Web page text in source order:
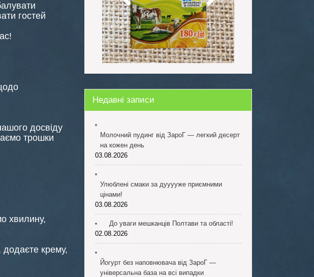
гостей
досвіду
трошки
хвилину,
додаєте крему,
Недавні записи
Молочний пудинг від ЗароГ — легкий десерт
на кожен день
03.08.2026
Улюблені смаки за дууууже приємними
цінами!
03.08.2026
До уваги мешканців Полтави та області!
02.08.2026
Йогурт без наповнювача від ЗароГ —
універсальна база на всі випадки